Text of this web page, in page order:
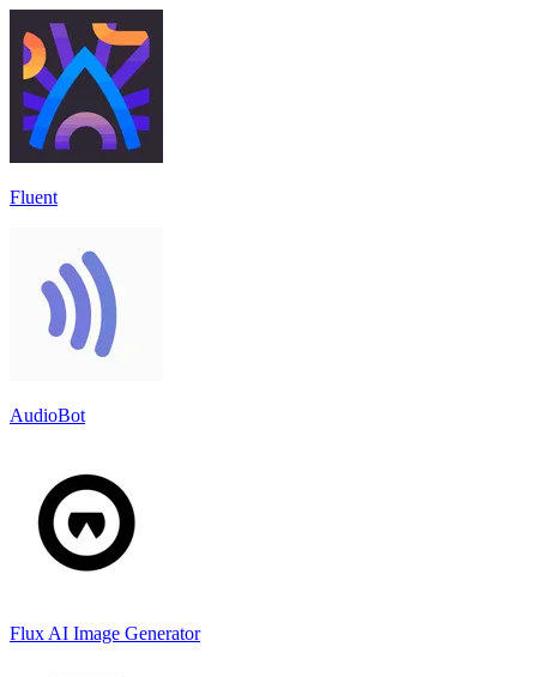
Fluent
AudioBot
Flux AI Image Generator